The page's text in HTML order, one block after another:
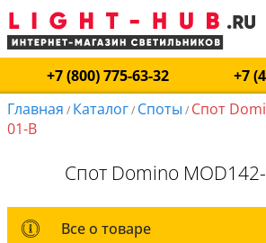
+7 (800) 775-63-32
+7
Главная / Каталог/ Споты / Спот
01-B
Спот Domino
Все о товаре